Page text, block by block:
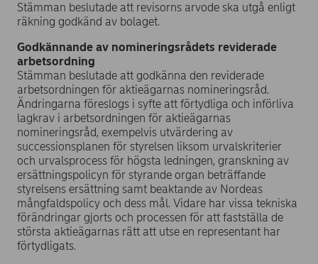
Stämman beslutade att revisorns arvode ska utgå enligt
räkning godkänd av bolaget.
Godkännande av nomineringsrådets reviderade
arbetsordning
Stämman beslutade att godkänna den reviderade
arbetsordningen för aktieägarnas nomineringsråd.
Ändringarna föreslogs i syfte att förtydliga och införliva
lagkrav i arbetsordningen för aktieägarnas
nomineringsråd, exempelvis utvärdering av
successionsplanen för styrelsen liksom urvalskriterier
och urvalsprocess för högsta ledningen, granskning av
ersättningspolicyn för styrande organ beträffande
styrelsens ersättning samt beaktande av Nordeas
mångfaldspolicy och dess mål. Vidare har vissa tekniska
förändringar gjorts och processen för att fastställa de
största aktieägarnas rätt att utse en representant har
förtydligats.